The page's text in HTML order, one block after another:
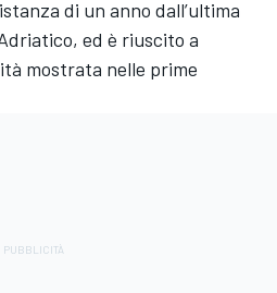
di un anno dall’ultima
ed è riuscito a
mostrata nelle prime